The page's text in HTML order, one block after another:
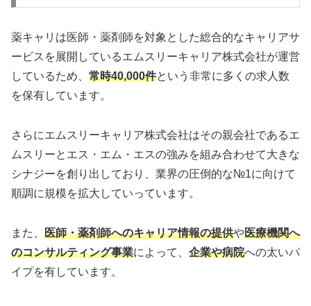
薬キャリは医師・薬剤師を対象とした総合的なキャリアサ
ービスを展開しているエムスリーキャリア株式会社が運営
しているため、 常時40,000件という非常に多くの求人数
を保有しています。
さらにエムスリーキャリア株式会社はその親会社であるエ
ムスリーとエス・エム・エスの強みを組み合わせて大きな
シナジーを創り出しており、業界の圧倒的な№1に向けて
順調に規模を拡大していっています。
また、 医師・薬剤師へのキャリア情報の提供や医療機関へ
のコンサルティング事業によって、 企業や病院への太いパ
イプを有しています。